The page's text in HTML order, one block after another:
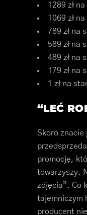
1289 zł
1069 zł
789 zł na
589 zł na
489 zł na
179 zł na
1 zł na
“LEĆ
Skoro znacie
promocję,
towarzyszy.
zdjęcia”. Co
tajemniczym
producent